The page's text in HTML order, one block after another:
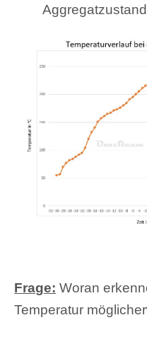
Frage: Woran
Temperatur